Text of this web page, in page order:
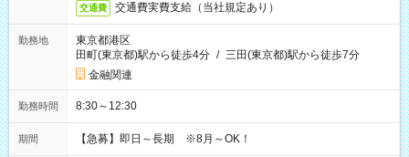
交通費 交通費実費支給（当社規定あり）
勤務地
東京都港区
田町(東京都)駅から徒歩4分 / 三田(東京都)駅から徒歩7分
金融関連
勤務時間 8:30～12:30
期間 【急募】即日～長期 ※8月～OK！